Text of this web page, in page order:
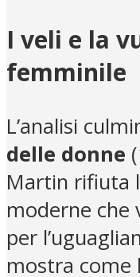
I veli e la
femminile
L’analisi
delle donne
Martin rifiuta
moderne che
per
mostra come